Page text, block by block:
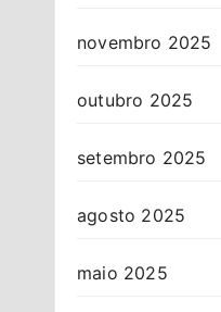
novembro 2025
outubro 2025
setembro 2025
agosto 2025
maio 2025